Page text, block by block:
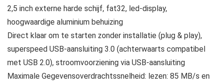
2,5 inch externe harde schijf, fat32, led-display,
hoogwaardige aluminium behuizing
Direct klaar om te starten zonder installatie (plug & play),
superspeed USB-aansluiting 3.0 (achterwaarts compatibel
met USB 2.0), stroomvoorziening via USB-aansluiting
Maximale Gegevensoverdrachtssnelheid: lezen: 85 MB/s en